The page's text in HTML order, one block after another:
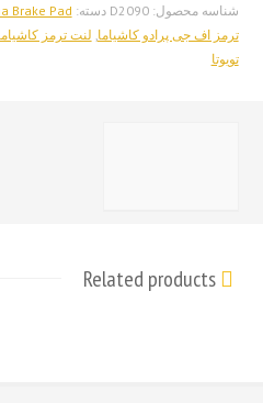
تویوتا
اف
جی
شناسه محصول:D2090 دسته: Brake Pad
ترمز اف جی پرادو کاشیاما, لنت ترمز
تویوتا
Related products